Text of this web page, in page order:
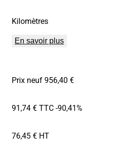
Kilomètres
En savoir plus
Prix neuf 956,40 €
91,74 € TTC-90,41%
76,45 € HT